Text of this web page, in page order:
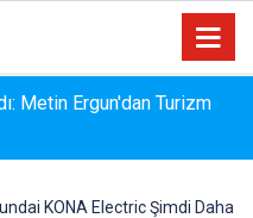
Metin Ergun'dan Turizm
KONA Electric Şimdi Daha